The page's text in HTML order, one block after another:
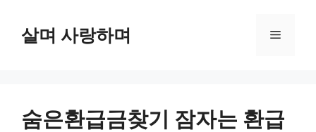
살며 사랑하며 메
숨은환급금찾기 잠자는 환급